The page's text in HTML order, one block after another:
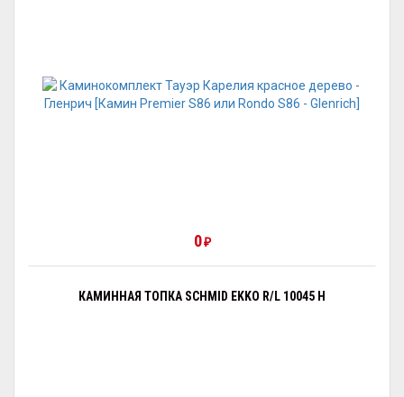
0₽
КАМИННАЯ ТОПКА SCHMID EKKO R/L 10045 H